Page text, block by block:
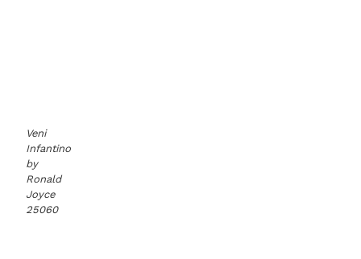
Veni
Infantino
by
Ronald
Joyce
25060